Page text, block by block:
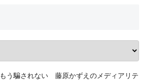
もう騙されない 藤原かずえのメディアリテ